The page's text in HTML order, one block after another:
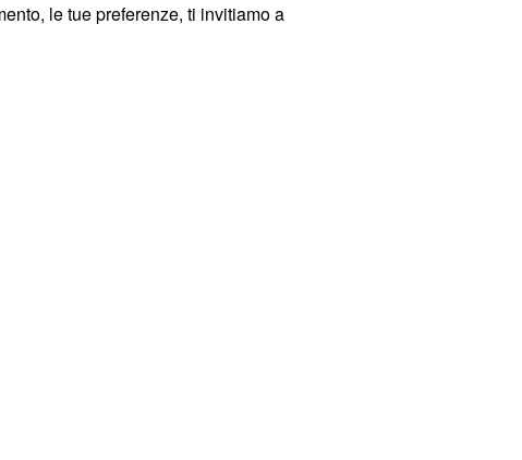
le tue preferenze, ti invitiamo a